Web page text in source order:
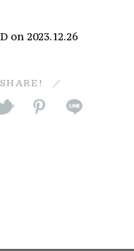
on 2023.12.26
SHARE!